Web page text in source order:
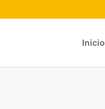
Inicio